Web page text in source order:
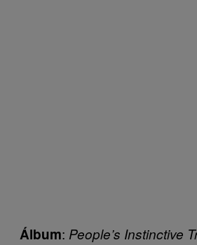
Álbum: People’s Instinctive